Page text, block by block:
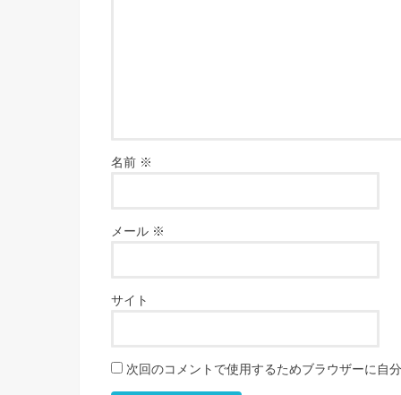
名前 ※
メール ※
サイト
次回のコメントで使用するためブラウザーに自